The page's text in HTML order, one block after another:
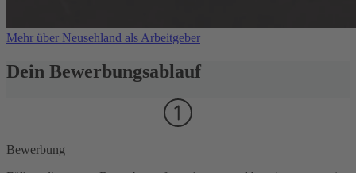
Mehr über Neusehland als Arbeitgeber
Dein Bewerbungsablauf
Bewerbung